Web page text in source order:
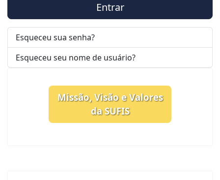
Entrar
Esqueceu sua senha?
Esqueceu seu nome de usuário?
Missão, Visão e Valores
da SUFIS